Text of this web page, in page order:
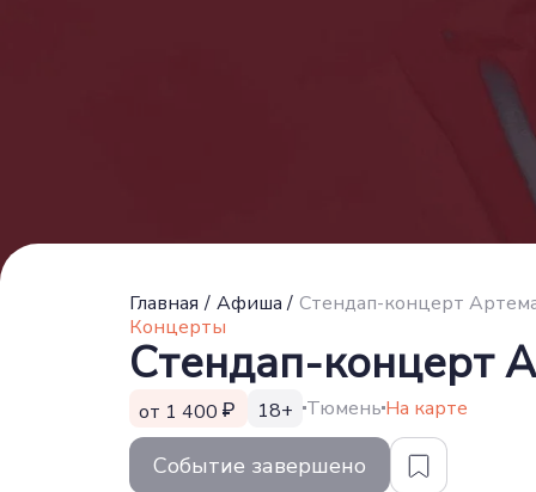
Главная / Афиша / Стендап-концерт
Концерты
Стендап-концерт
от 1 400 18+ ТюменьНа карте
Событие завершено